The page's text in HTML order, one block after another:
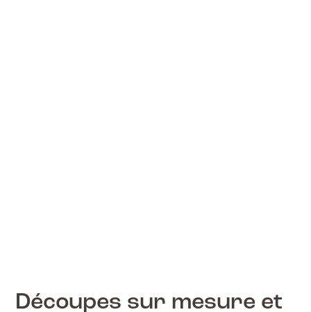
Découpes sur mesure et